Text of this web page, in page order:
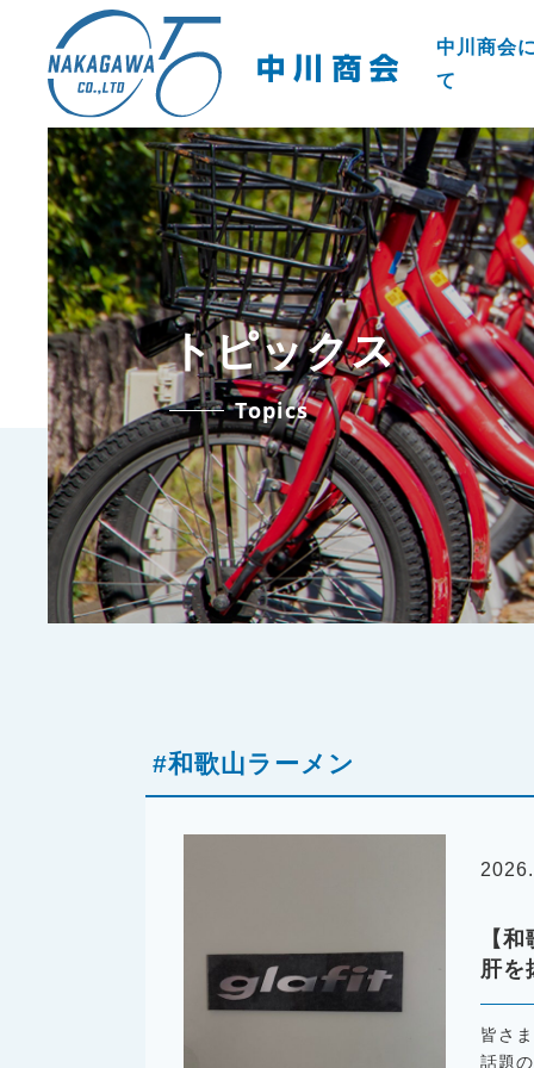
中川商会
て
トピックス
Topics
#和歌山ラーメン
【
肝を
皆さ
話題